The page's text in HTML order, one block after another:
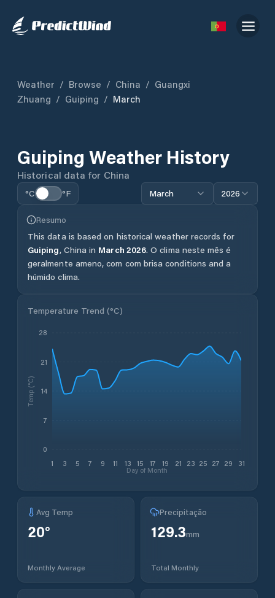
Weather / Browse / China / Guangxi
Zhuang / Guiping / March
Guiping Weather History
Historical data for China
°C °F March 2026
Resumo
This data is based on historical weather records for
Guiping, China in March 2026.O clima neste mês é
geralmente ameno, com com brisa conditions and a
húmido clima.
Temperature Trend (°C)
1 3 5 7 9 11 13 15 17 19 21 23 25 27 29 31
Day of Month
0
7
14
21
28
Temp (°C)
Avg Temp
20°
Monthly Average
Precipitação
129.3mm
Total Monthly